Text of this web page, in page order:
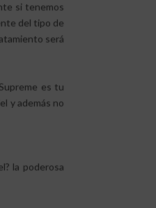
si tenemos
del tipo de
será
es tu
y además no
la poderosa